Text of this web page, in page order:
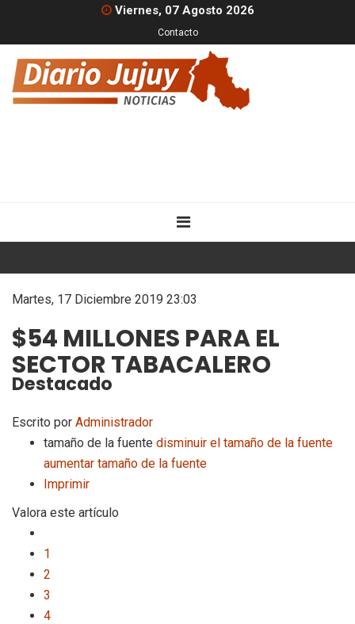
Viernes, 07 Agosto 2026
Contacto
Martes, 17 Diciembre 2019 23:03
$54 MILLONES PARA EL
SECTOR TABACALERO
Destacado
Escrito por Administrador
tamaño de la fuente disminuir el tamaño de la fuente
aumentar tamaño de la fuente
Imprimir
Valora este artículo
1
2
3
4